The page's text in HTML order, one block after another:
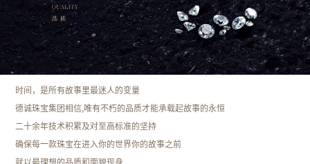
时间，是所有故事里最迷人的变量
德诚珠宝集团相信,唯有不朽的品质才能承载起故事的永恒
二十余年技术积累及对至高标准的坚持
确保每一款珠宝在进入你的世界你的故事之前
就以最理想的品质和面貌现身